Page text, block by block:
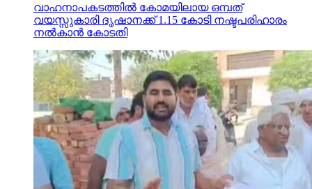
വാഹനാപകടത്തില്‍ കോമയിലായ ഒമ്പത്
വയസ്സുകാരി ദൃഷാനക്ക് 1.15 കോടി നഷ്ടപരിഹാരം
നല്‍കാന്‍ കോടതി